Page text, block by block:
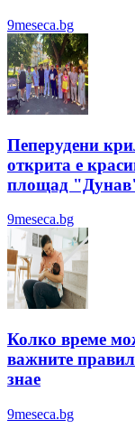
9meseca.bg
Пеперудени
открита е
площад
9meseca.bg
Колко време
важните
знае
9meseca.bg